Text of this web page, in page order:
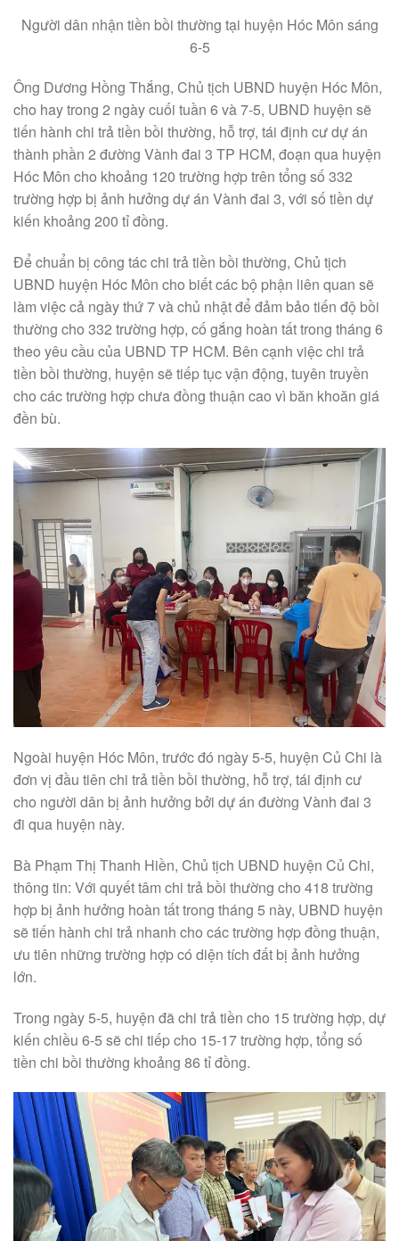
Người dân nhận tiền bồi thường tại huyện Hóc Môn sáng
6-5
Ông Dương Hồng Thắng, Chủ tịch UBND huyện Hóc Môn,
cho hay trong 2 ngày cuối tuần 6 và 7-5, UBND huyện sẽ
tiến hành chi trả tiền bồi thường, hỗ trợ, tái định cư dự án
thành phần 2 đường Vành đai 3 TP HCM, đoạn qua huyện
Hóc Môn cho khoảng 120 trường hợp trên tổng số 332
trường hợp bị ảnh hưởng dự án Vành đai 3, với số tiền dự
kiến khoảng 200 tỉ đồng.
Để chuẩn bị công tác chi trả tiền bồi thường, Chủ tịch
UBND huyện Hóc Môn cho biết các bộ phận liên quan sẽ
làm việc cả ngày thứ 7 và chủ nhật để đảm bảo tiến độ bồi
thường cho 332 trường hợp, cố gắng hoàn tất trong tháng 6
theo yêu cầu của UBND TP HCM. Bên cạnh việc chi trả
tiền bồi thường, huyện sẽ tiếp tục vận động, tuyên truyền
cho các trường hợp chưa đồng thuận cao vì băn khoăn giá
đền bù.
Ngoài huyện Hóc Môn, trước đó ngày 5-5, huyện Củ Chi là
đơn vị đầu tiên chi trả tiền bồi thường, hỗ trợ, tái định cư
cho người dân bị ảnh hưởng bởi dự án đường Vành đai 3
đi qua huyện này.
Bà Phạm Thị Thanh Hiền, Chủ tịch UBND huyện Củ Chi,
thông tin: Với quyết tâm chi trả bồi thường cho 418 trường
hợp bị ảnh hưởng hoàn tất trong tháng 5 này, UBND huyện
sẽ tiến hành chi trả nhanh cho các trường hợp đồng thuận,
ưu tiên những trường hợp có diện tích đất bị ảnh hưởng
lớn.
Trong ngày 5-5, huyện đã chi trả tiền cho 15 trường hợp, dự
kiến chiều 6-5 sẽ chi tiếp cho 15-17 trường hợp, tổng số
tiền chi bồi thường khoảng 86 tỉ đồng.